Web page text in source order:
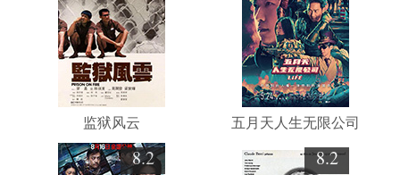
监狱风云 五月天人生无限公司
8.2 8.2